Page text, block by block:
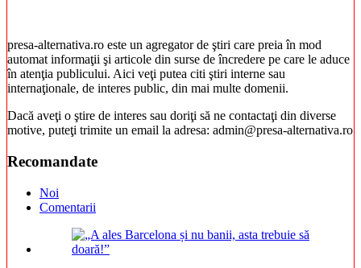
presa-alternativa.ro este un agregator de ştiri care preia în mod
automat informaţii şi articole din surse de încredere pe care le aduce
în atenţia publicului. Aici veţi putea citi ştiri interne sau
internaţionale, de interes public, din mai multe domenii.
Dacă aveţi o ştire de interes sau doriţi să ne contactaţi din diverse
motive, puteţi trimite un email la adresa: admin@presa-alternativa.ro
Recomandate
Noi
Comentarii